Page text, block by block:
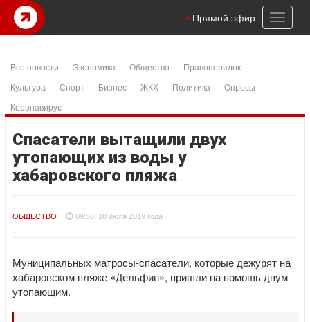
Toggle
Прямой эфир
Все новости Экономика Общество
Правопорядок
Культура
Спорт Бизнес ЖКХ Политика
Опросы
Коронавирус
Спасатели вытащили двух
утопающих из воды у
хабаровского пляжа
ОБЩЕСТВО 09:50, 18 июля 2019 года
Муниципальных матросы-спасатели, которые дежурят на
хабаровском пляже «Дельфин», пришли на помощь двум
утопающим.